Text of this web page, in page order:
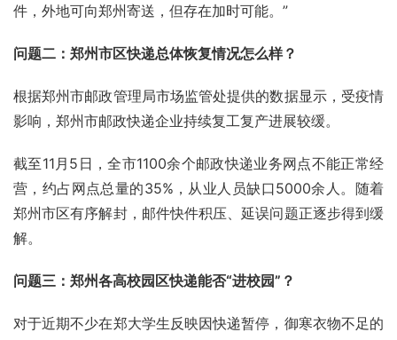
件，外地可向郑州寄送，但存在加时可能。”
问题二：郑州市区快递总体恢复情况怎么样？
根据郑州市邮政管理局市场监管处提供的数据显示，受疫情
影响，郑州市邮政快递企业持续复工复产进展较缓。
截至11月5日，全市1100余个邮政快递业务网点不能正常经
营，约占网点总量的35%，从业人员缺口5000余人。随着
郑州市区有序解封，邮件快件积压、延误问题正逐步得到缓
解。
问题三：郑州各高校园区快递能否“进校园”？
对于近期不少在郑大学生反映因快递暂停，御寒衣物不足的